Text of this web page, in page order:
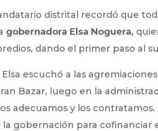
distrital recordó que
gobernadora Elsa Noguera,
dando el primer paso al
escuchó a las
Bazar, luego en la
adecuamos y los
gobernación para cofinanciar